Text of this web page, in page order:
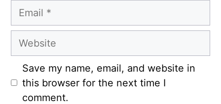
Email
Website
Save my name, email, and website in
this browser for the next time I
comment.